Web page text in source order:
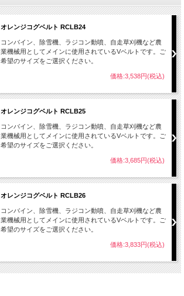
オレンジコグベルト RCLB24
コンバイン、除雪機、ラジコン動噴、自走草刈機など農
業機械用としてメインに使用されているVベルトです。ご
希望のサイズをご選択ください。
価格:3,538円(税込)
オレンジコグベルト RCLB25
コンバイン、除雪機、ラジコン動噴、自走草刈機など農
業機械用としてメインに使用されているVベルトです。ご
希望のサイズをご選択ください。
価格:3,685円(税込)
オレンジコグベルト RCLB26
コンバイン、除雪機、ラジコン動噴、自走草刈機など農
業機械用としてメインに使用されているVベルトです。ご
希望のサイズをご選択ください。
価格:3,833円(税込)